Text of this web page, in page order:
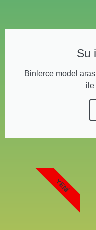
Su
Binlerce model
ile
YENI